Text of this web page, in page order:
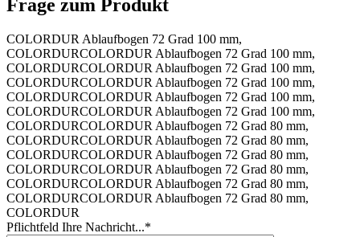
Frage zum Produkt
COLORDUR Ablaufbogen 72 Grad 100 mm,
COLORDURCOLORDUR Ablaufbogen 72 Grad 100 mm,
COLORDURCOLORDUR Ablaufbogen 72 Grad 100 mm,
COLORDURCOLORDUR Ablaufbogen 72 Grad 100 mm,
COLORDURCOLORDUR Ablaufbogen 72 Grad 100 mm,
COLORDURCOLORDUR Ablaufbogen 72 Grad 100 mm,
COLORDURCOLORDUR Ablaufbogen 72 Grad 80 mm,
COLORDURCOLORDUR Ablaufbogen 72 Grad 80 mm,
COLORDURCOLORDUR Ablaufbogen 72 Grad 80 mm,
COLORDURCOLORDUR Ablaufbogen 72 Grad 80 mm,
COLORDURCOLORDUR Ablaufbogen 72 Grad 80 mm,
COLORDURCOLORDUR Ablaufbogen 72 Grad 80 mm,
COLORDUR
Pflichtfeld Ihre Nachricht...*